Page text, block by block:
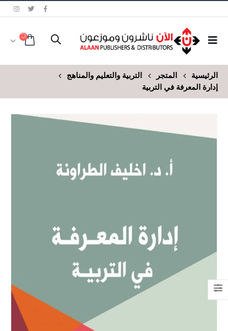
الرئيسية المتجر
التربية والتعليم والمناهج
إدارة المعرفة في التربية